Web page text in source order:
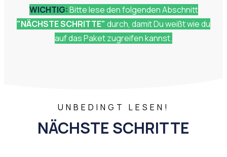
WICHTIG:Bitte lese den folgenden Abschnitt
"NÄCHSTE SCHRITTE" durch, damit Du weißt wie du
auf das Paket zugreifen kannst.
UNBEDINGT LESEN!
NÄCHSTE SCHRITTE